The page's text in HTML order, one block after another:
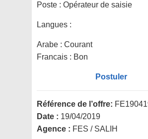
Poste : Opérateur de saisie
Langues :
Arabe : Courant
Francais : Bon
Postuler
Référence de l’offre:
Date : 19/04/2019
Agence : FES / SALIH